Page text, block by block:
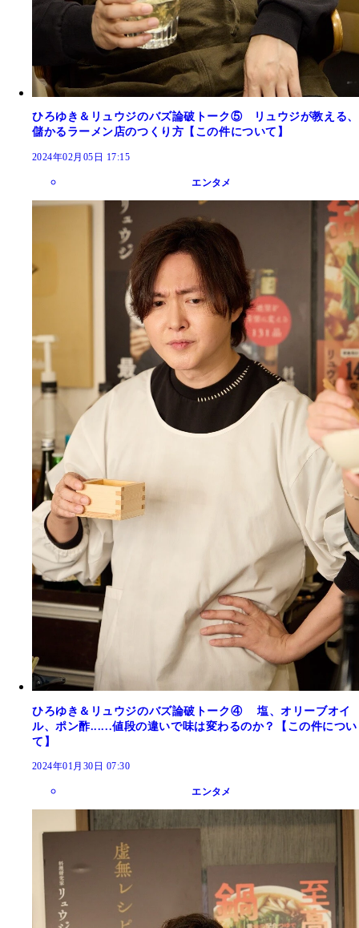
ひろゆき＆リュウジのバズ論破トーク⑤ リュウジが教える、
儲かるラーメン店のつくり方【この件について】
2024年02月05日 17:15
エンタメ
ひろゆき＆リュウジのバズ論破トーク④ 塩、オリーブオイ
ル、ポン酢......値段の違いで味は変わるのか？【この件につい
て】
2024年01月30日 07:30
エンタメ